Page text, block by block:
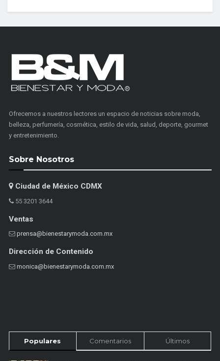
Ofrecemos a nuestros lectores un espacio de noticias sobre moda,
belleza, perfumería, cosmética, estilo de vida, salud, deporte, gourmet
y entretenimiento.
Sobre Nosotros
Ciudad de México CDMX
55 3201 3644
Ventas
prensa@bienestarymoda.com.mx
Dirección de Contenido
monica@bienestarymoda.com.mx
Populares Comentarios Últimos